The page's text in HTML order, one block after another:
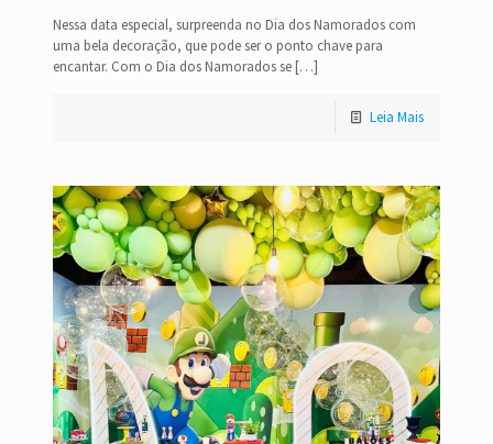
Nessa data especial, surpreenda no Dia dos Namorados com
uma bela decoração, que pode ser o ponto chave para
encantar. Com o Dia dos Namorados se […]
Leia Mais